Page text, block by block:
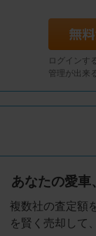
ログインす
管理が出来
あなたの愛車
複数社の査定額
を賢く売却して